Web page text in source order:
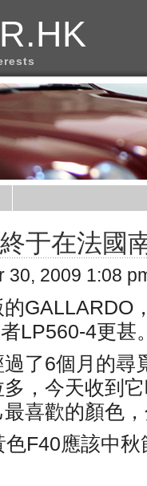
于在法國
30, 2009 1:08
GALLARDO
LP560-4更甚
了6個月的尋
，今天收到
喜歡的顏色
F40應該中秋